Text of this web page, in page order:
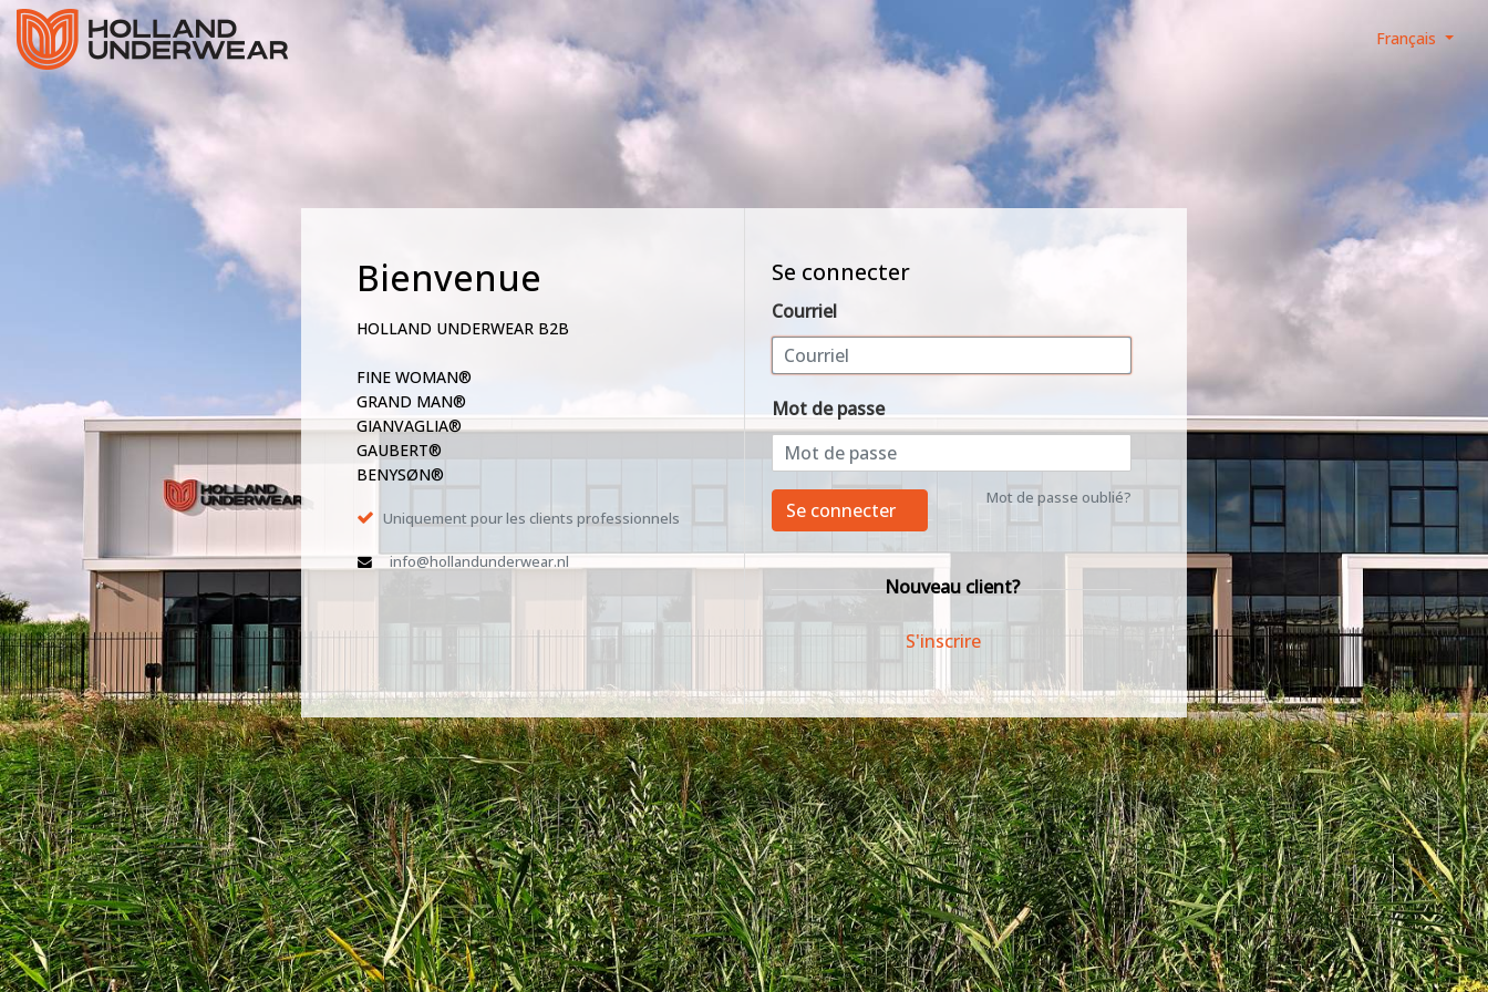
Français
Bienvenue
HOLLAND UNDERWEAR B2B
FINE WOMAN®
GRAND MAN®
GIANVAGLIA®
GAUBERT®
BENYSØN®
Uniquement pour les clients professionnels
info@hollandunderwear.nl
Se connecter
Courriel
Mot de passe
Mot de passe oublié?
Se connecter
Nouveau client?
S'inscrire